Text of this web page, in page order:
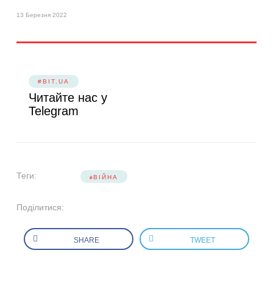
13 Березня 2022
#BIT.UA
Читайте нас у
Telegram
Теги: ВІЙНА
Поділитися:
SHARE TWEET